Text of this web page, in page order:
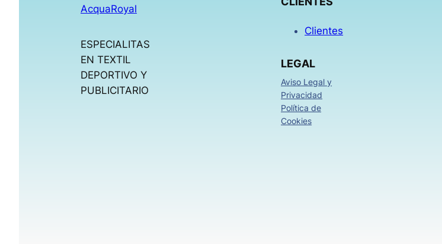
AcquaRoyal
ESPECIALITAS
EN TEXTIL
DEPORTIVO Y
PUBLICITARIO
Clientes
LEGAL
Aviso Legal y
Privacidad
Política de
Cookies